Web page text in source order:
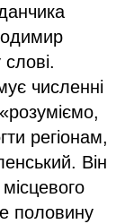
численні
регіонам,
Він
половину